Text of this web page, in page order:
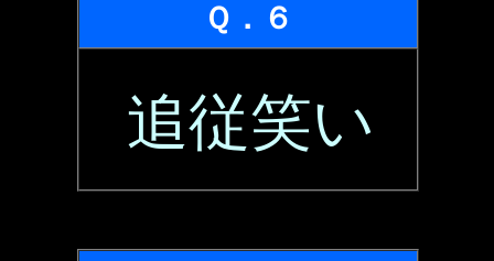
Ｑ．６
追従笑い